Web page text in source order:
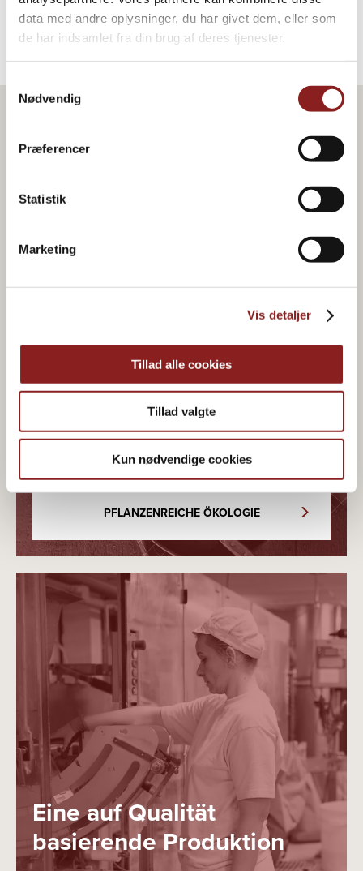
data med andre oplysninger, du har givet dem, eller som
de har indsamlet fra din brug af deres tjenester.
Nødvendig
Præferencer
Statistik
Marketing
Vis detaljer
Tillad alle cookies
Tillad valgte
Kun nødvendige cookies
Bio & pflanzlicher Genuss
PFLANZENREICHE ÖKOLOGIE
Eine auf Qualität
basierende Produktion